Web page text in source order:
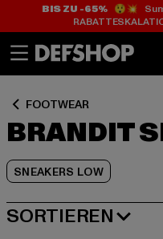
BIS ZU -65%😲💥
FOOTWEAR
BRANDIT
SNEAKERS LOW
SORTIEREN
BELIEBTESTE